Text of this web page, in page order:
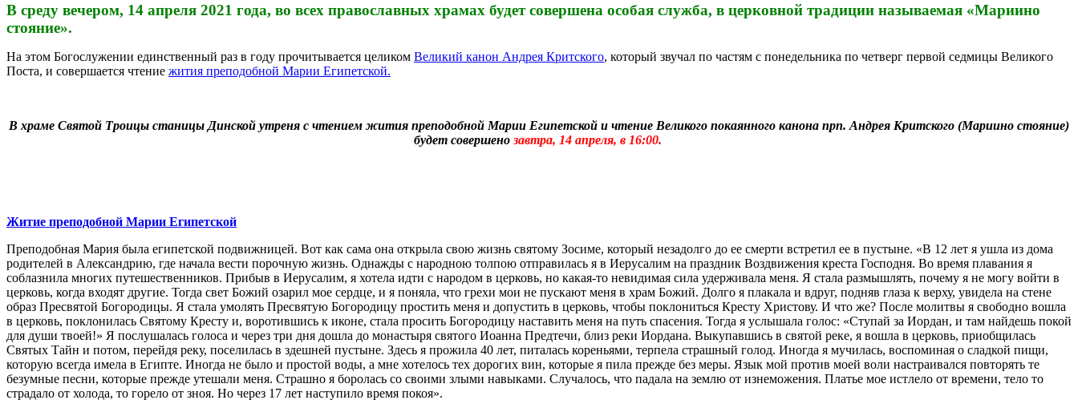
В среду вечером, 14 апреля 2021 года, во всех православных храмах будет совершена особая служба, в церковной традиции называемая «Мариино
стояние».
На этом Богослужении единственный раз в году прочитывается целиком Великий канон Андрея Критского, который звучал по частям с понедельника по четверг первой седмицы Великого
Поста, и совершается чтение жития преподобной Марии Египетской.
В храме Святой Троицы станицы Динской утреня с чтением жития преподобной Марии Египетской и чтение Великого покаянного канона прп. Андрея Критского (Мариино стояние)
будет совершено завтра, 14 апреля, в 16:00.
Житие преподобной Марии Египетской
Преподобная Мария была египетской подвижницей. Вот как сама она открыла свою жизнь святому Зосиме, который незадолго до ее смерти встретил ее в пустыне. «В 12 лет я ушла из дома
родителей в Александрию, где начала вести порочную жизнь. Однажды с народною толпою отправилась я в Иерусалим на праздник Воздвижения креста Господня. Во время плавания я
соблазнила многих путешественников. Прибыв в Иерусалим, я хотела идти с народом в церковь, но какая-то невидимая сила удерживала меня. Я стала размышлять, почему я не могу войти в
церковь, когда входят другие. Тогда свет Божий озарил мое сердце, и я поняла, что грехи мои не пускают меня в храм Божий. Долго я плакала и вдруг, подняв глаза к верху, увидела на стене
образ Пресвятой Богородицы. Я стала умолять Пресвятую Богородицу простить меня и допустить в церковь, чтобы поклониться Кресту Христову. И что же? После молитвы я свободно вошла
в церковь, поклонилась Святому Кресту и, воротившись к иконе, стала просить Богородицу наставить меня на путь спасения. Тогда я услышала голос: «Ступай за Иордан, и там найдешь покой
для души твоей!» Я послушалась голоса и через три дня дошла до монастыря святого Иоанна Предтечи, близ реки Иордана. Выкупавшись в святой реке, я вошла в церковь, приобщилась
Святых Тайн и потом, перейдя реку, поселилась в здешней пустыне. Здесь я прожила 40 лет, питалась кореньями, терпела страшный голод. Иногда я мучилась, воспоминая о сладкой пищи,
которую всегда имела в Египте. Иногда не было и простой воды, а мне хотелось тех дорогих вин, которые я пила прежде без меры. Язык мой против моей воли настраивался повторять те
безумные песни, которые прежде утешали меня. Страшно я боролась со своими злыми навыками. Случалось, что падала на землю от изнеможения. Платье мое истлело от времени, тело то
страдало от холода, то горело от зноя. Но через 17 лет наступило время покоя».